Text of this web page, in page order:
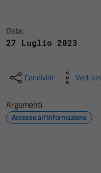
Data:
27 Luglio 2023
Condividi Vedi
Argomenti
Accesso all'informazione